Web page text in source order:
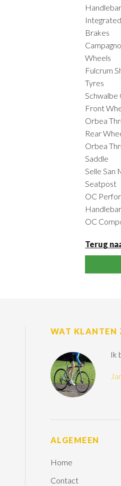
Handlebar
Brakes
Wheels
Fulcrum
Tyres
Schwalbe
Front
Orbea
Rear
Orbea
Saddle
Selle San
Seatpost
OC
OC
Terug
WAT KLANTEN
Ik
ALGEMEEN
Home
Contact